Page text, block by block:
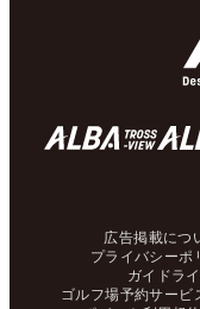
広告掲載につ
プライバシーポ
ガイドラ
ゴルフ場予約サービ